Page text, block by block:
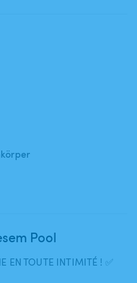
Pool
EN TOUTE INTIMITÉ ! ✅